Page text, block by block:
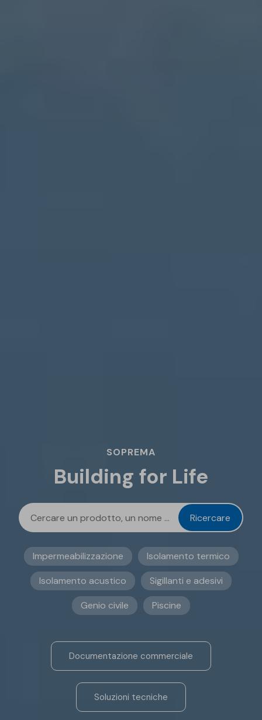
SOPREMA
Building for Life
Ricercare
Impermeabilizzazione
Isolamento termico
Isolamento acustico
Sigillanti e adesivi
Genio civile
Piscine
Documentazione commerciale
Soluzioni tecniche